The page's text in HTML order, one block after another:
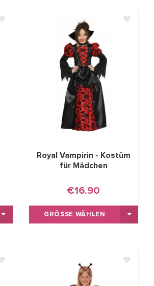
Royal Vampirin - Kostüm
für Mädchen
€16.90
GRÖSSE WÄHLEN